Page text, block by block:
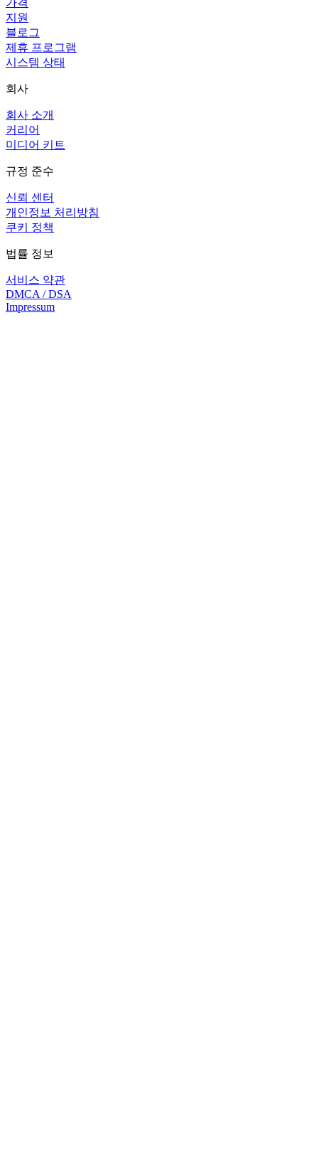
지원
블로그
제휴 프로그램
시스템 상태
회사
회사 소개
커리어
미디어 키트
규정 준수
신뢰 센터
개인정보 처리방침
쿠키 정책
법률 정보
서비스 약관
DMCA / DSA
Impressum